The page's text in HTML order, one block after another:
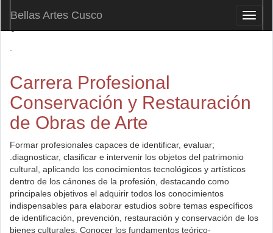
Bellas Artes Cusco
.
Carrera Profesional
Conservación y Restauración
de Obras de Arte
Formar profesionales capaces de identificar, evaluar;
.diagnosticar, clasificar e intervenir los objetos del patrimonio
cultural, aplicando los conocimientos tecnológicos y artísticos
dentro de los cánones de la profesión, destacando como
principales objetivos el adquirir todos los conocimientos
indispensables para elaborar estudios sobre temas específicos
de identificación, prevención, restauración y conservación de los
bienes culturales. Conocer los fundamentos teórico-